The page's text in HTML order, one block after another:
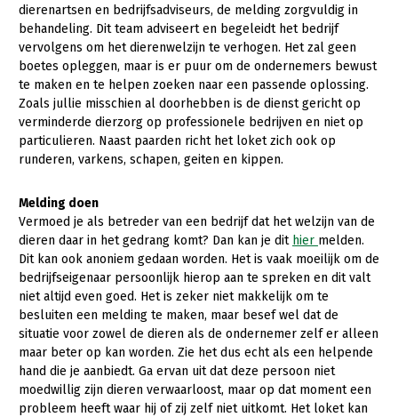
Biologische Landbouw
Geitenhouderij
Kalverhouderij
Konijnenhouderij
Melkveehouderij
Pluimveehouderij
Schapenhouderij
Varkenshouderij
Vleesveehouderij
Plant
Akkerbouw
Biologische Landbouw
Bollenteelt
Bomen, vaste planten en zomerbloemen
Glastuinbouw
Paddenstoelen
Vollegrondsgroente
Multifunctionele landbouw
Multifunctioneel
Vrouw en Bedrijf
Onderwerpen
Nieuws
Nieuwsabonnement
Webinars
Over LTO
LTO Nederland
Mensen
Bestuur en Directie
Medewerkers
Vakgroepbestuurders
Jaarverslag 2023
Vacatures
Pers
dierenartsen en bedrijfsadviseurs, de melding zorgvuldig in
behandeling. Dit team adviseert en begeleidt het bedrijf
vervolgens om het dierenwelzijn te verhogen. Het zal geen
boetes opleggen, maar is er puur om de ondernemers bewust
te maken en te helpen zoeken naar een passende oplossing.
Zoals jullie misschien al doorhebben is de dienst gericht op
verminderde dierzorg op professionele bedrijven en niet op
particulieren. Naast paarden richt het loket zich ook op
runderen, varkens, schapen, geiten en kippen.
Melding doen
Vermoed je als betreder van een bedrijf dat het welzijn van de
dieren daar in het gedrang komt? Dan kan je dit hier melden.
Dit kan ook anoniem gedaan worden. Het is vaak moeilijk om de
bedrijfseigenaar persoonlijk hierop aan te spreken en dit valt
niet altijd even goed. Het is zeker niet makkelijk om te
besluiten een melding te maken, maar besef wel dat de
situatie voor zowel de dieren als de ondernemer zelf er alleen
maar beter op kan worden. Zie het dus echt als een helpende
hand die je aanbiedt. Ga ervan uit dat deze persoon niet
moedwillig zijn dieren verwaarloost, maar op dat moment een
probleem heeft waar hij of zij zelf niet uitkomt. Het loket kan